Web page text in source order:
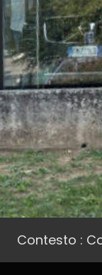
Contesto :